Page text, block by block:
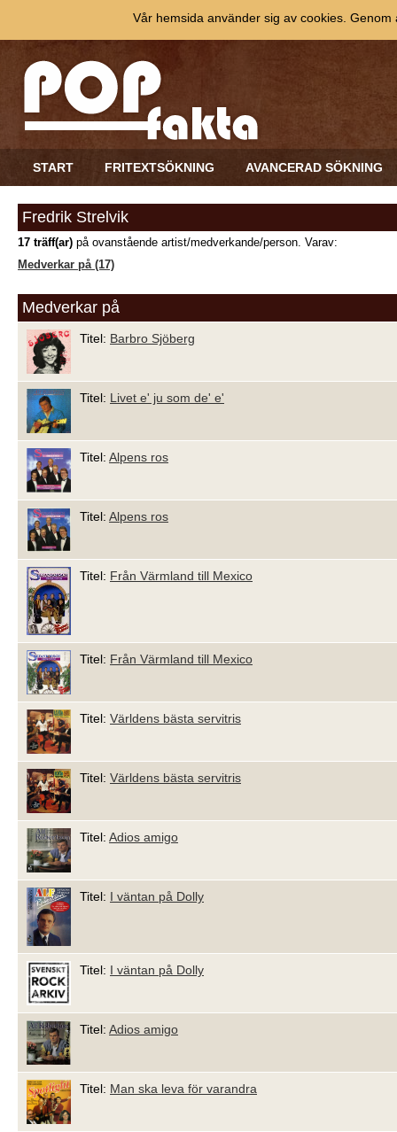
START FRITEXTSÖKNING AVANCERAD SÖKNING
Fredrik Strelvik
17 träff(ar) på ovanstående artist/medverkande/person. Varav:
Medverkar på (17)
Medverkar på
Titel: Barbro Sjöberg
Titel: Livet e' ju som de' e'
Titel: Alpens ros
Titel: Alpens ros
Titel: Från Värmland till Mexico
Titel: Från Värmland till Mexico
Titel: Världens bästa servitris
Titel: Världens bästa servitris
Titel: Adios amigo
Titel: I väntan på Dolly
Titel: I väntan på Dolly
Titel: Adios amigo
Titel: Man ska leva för varandra
Vår hemsida använder sig av cookies.